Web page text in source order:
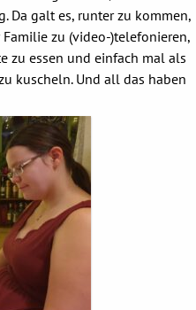
Da galt es, runter zu kommen,
zu (video-)telefonieren,
zu essen und einfach mal als
kuscheln. Und all das haben